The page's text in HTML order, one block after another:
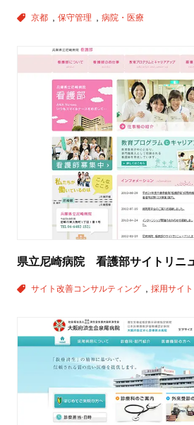
京都 保守管理 病院・医療
県立尼崎病院 看護部サイトリニ
サイト改善コンサルティング 採用サイト